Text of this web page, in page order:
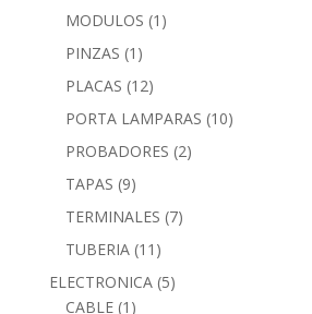
MODULOS (1)
PINZAS (1)
PLACAS (12)
PORTA LAMPARAS (10)
PROBADORES (2)
TAPAS (9)
TERMINALES (7)
TUBERIA (11)
ELECTRONICA (5)
CABLE (1)